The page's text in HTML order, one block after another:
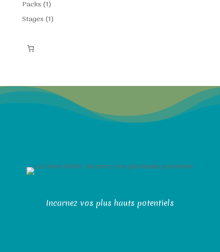
Packs 11
produit
Stages 11
Incarnez vos plus hauts potentiels